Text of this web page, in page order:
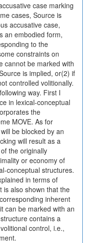
case marking
cases, Source is
accusative case,
an embodied form,
to the
constraints on
cannot be marked with
is implied, or(2) if
controlled volitionally.
way. First I
in lexical-conceptual
the
MOVE. As for
be blocked by an
will result as a
the originally
or economy of
conceptual structures.
in terms of
is also shown that the
inherent
can be marked with an
contains a
control, i.e.,